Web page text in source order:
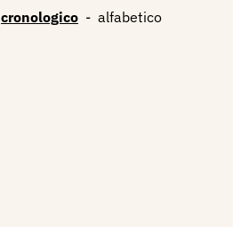
cronologico - alfabetico